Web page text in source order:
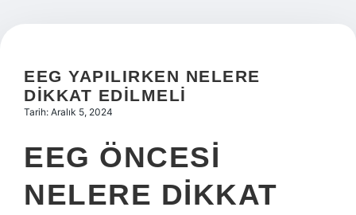
Hakkımızda
EEG YAPILIRKEN NELERE
DIKKAT EDILMELI
Tarih: Aralık 5, 2024
EEG ÖNCESI
NELERE DIKKAT